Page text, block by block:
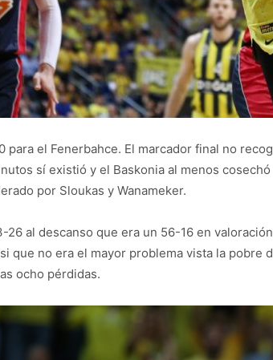
para el Fenerbahce. El marcador final no
sí existió y el Baskonia al menos
por Sloukas y Wanameker.
26 al descanso que era un 56-16 en
que no era el mayor problema vista la pobre
ocho pérdidas.